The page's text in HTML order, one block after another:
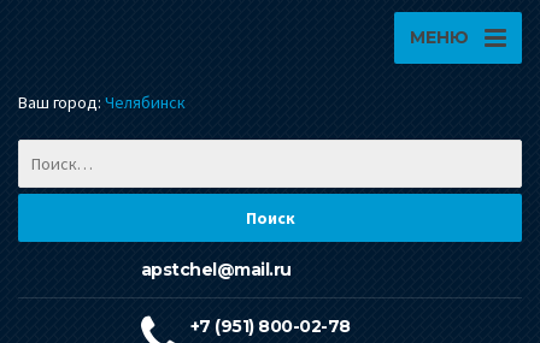
Ваш город: Челябинск
МЕНЮ
apstchel@mail.ru
+7 (951) 800-02-78